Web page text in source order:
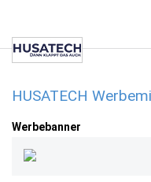
HUSATECH
Werbebanner